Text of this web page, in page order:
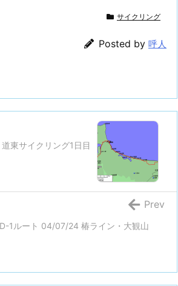
サイクリング
Posted by 呼人
東サイクリング1日目
1ルート 04/07/24 椿ライン・大観山
Prev